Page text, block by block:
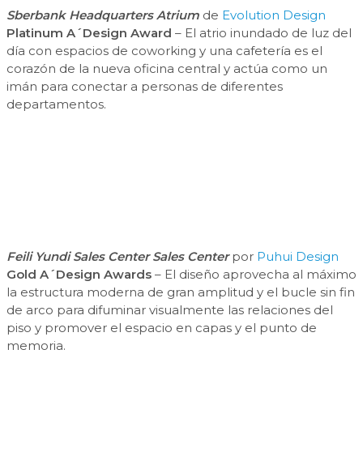
Sberbank Headquarters Atrium de Evolution Design
Platinum A´Design Award – El atrio inundado de luz del
día con espacios de coworking y una cafetería es el
corazón de la nueva oficina central y actúa como un
imán para conectar a personas de diferentes
departamentos.
Feili Yundi Sales Center Sales Centerpor Puhui Design
Gold A´Design Awards – El diseño aprovecha al máximo
la estructura moderna de gran amplitud y el bucle sin fin
de arco para difuminar visualmente las relaciones del
piso y promover el espacio en capas y el punto de
memoria.